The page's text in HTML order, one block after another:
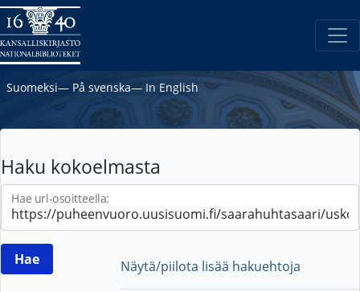
Suomeksi― På svenska― In English
Haku kokoelmasta
Hae url-osoitteella:
Näytä/piilota lisää hakuehtoja